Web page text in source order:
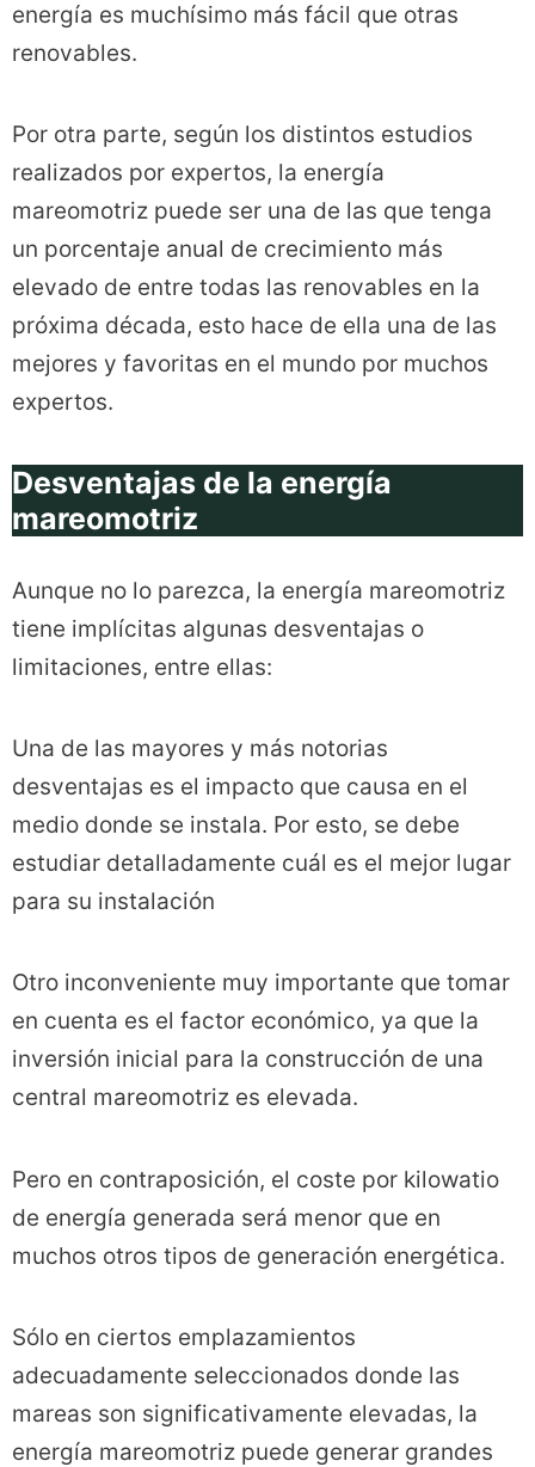
energía es muchísimo más fácil que otras
renovables.
Por otra parte, según los distintos estudios
realizados por expertos, la energía
mareomotriz puede ser una de las que tenga
un porcentaje anual de crecimiento más
elevado de entre todas las renovables en la
próxima década, esto hace de ella una de las
mejores y favoritas en el mundo por muchos
expertos.
Desventajas de la energía
mareomotriz
Aunque no lo parezca, la energía mareomotriz
tiene implícitas algunas desventajas o
limitaciones, entre ellas:
Una de las mayores y más notorias
desventajas es el impacto que causa en el
medio donde se instala. Por esto, se debe
estudiar detalladamente cuál es el mejor lugar
para su instalación
Otro inconveniente muy importante que tomar
en cuenta es el factor económico, ya que la
inversión inicial para la construcción de una
central mareomotriz es elevada.
Pero en contraposición, el coste por kilowatio
de energía generada será menor que en
muchos otros tipos de generación energética.
Sólo en ciertos emplazamientos
adecuadamente seleccionados donde las
mareas son significativamente elevadas, la
energía mareomotriz puede generar grandes